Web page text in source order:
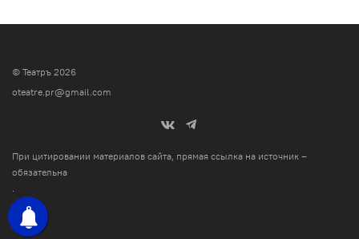
© Театръ 2026
oteatre.pr@gmail.com
При цитировании материалов сайта, прямая ссылка на источник –
обязательна
.